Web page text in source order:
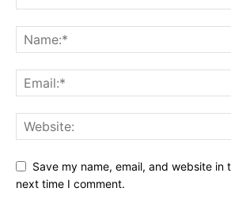
Save my name, email, and website in
next time I comment.